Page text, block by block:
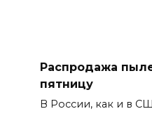
Распродажа
пятницу
В России, как и в